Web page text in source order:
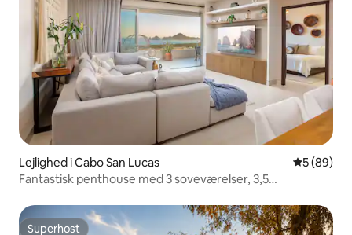
Lejlighed i Cabo San Lucas 5 ud af 5 i
5 (89)
Fantastisk penthouse med 3 soveværelser, 3,5
Superhost